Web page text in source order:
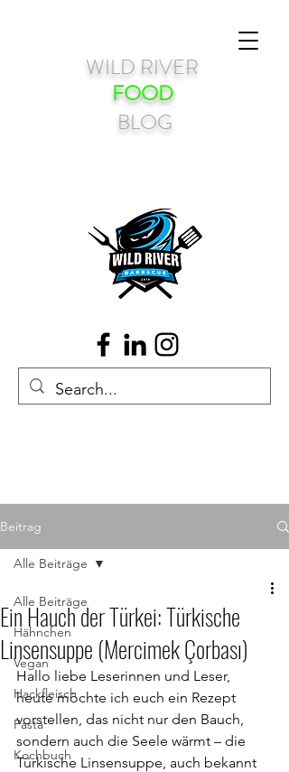
WILD RIVER
FOOD
BLOG
Beitrag
Alle Beiträge
Hähnchen
Vegan
Hackfleisch
Pasta
Kochbuch
Alle Beiträge
Ein Hauch der Türkei: Türkische
Linsensuppe (Mercimek Çorbası)
Hallo liebe Leserinnen und Leser,
heute möchte ich euch ein Rezept
vorstellen, das nicht nur den Bauch,
sondern auch die Seele wärmt – die
Türkische Linsensuppe, auch bekannt